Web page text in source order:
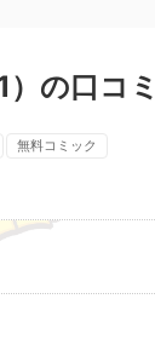
）の口コ
無料コミック